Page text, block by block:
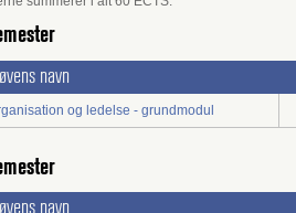
navn
og ledelse - grundmodul
navn